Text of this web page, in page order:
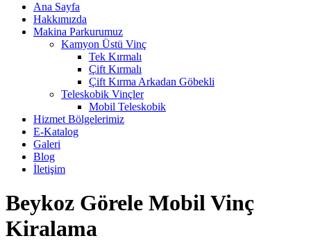
Ana Sayfa
Hakkımızda
Makina Parkurumuz
Kamyon Üstü Vinç
Tek Kırmalı
Çift Kırmalı
Çift Kırma Arkadan Göbekli
Teleskobik Vinçler
Mobil Teleskobik
Hizmet Bölgelerimiz
E-Katalog
Galeri
Blog
İletişim
Beykoz Görele Mobil Vinç
Kiralama